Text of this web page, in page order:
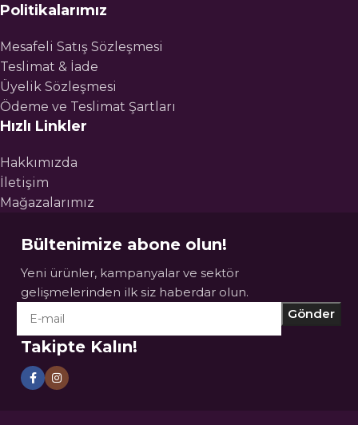
Politikalarımız
Mesafeli Satış Sözleşmesi
Teslimat & İade
Üyelik Sözleşmesi
Ödeme ve Teslimat Şartları
Hızlı Linkler
Hakkımızda
İletişim
Mağazalarımız
Bültenimize abone olun!
Yeni ürünler, kampanyalar ve sektör
gelişmelerinden ilk siz haberdar olun.
Takipte Kalın!